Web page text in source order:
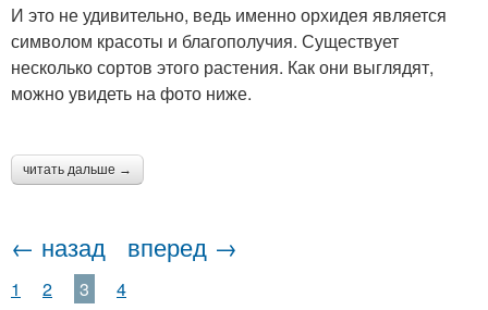
И это не удивительно, ведь именно орхидея является
символом красоты и благополучия. Существует
несколько сортов этого растения. Как они выглядят,
можно увидеть на фото ниже.
читать дальше →
← назад вперед →
1 2 3 4